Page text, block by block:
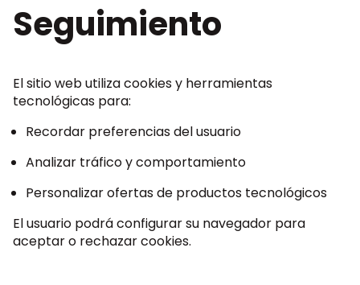
Seguimiento
El sitio web utiliza cookies y herramientas
tecnológicas para:
Recordar preferencias del usuario
Analizar tráfico y comportamiento
Personalizar ofertas de productos tecnológicos
El usuario podrá configurar su navegador para
aceptar o rechazar cookies.